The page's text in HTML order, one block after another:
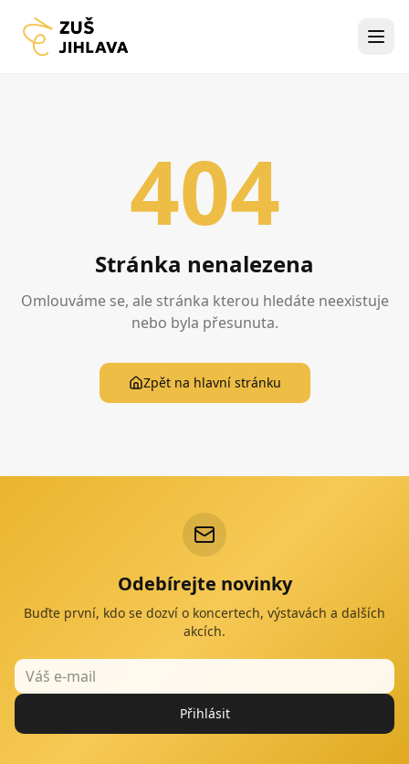
404
Stránka nenalezena
Omlouváme se, ale stránka kterou hledáte neexistuje
nebo byla přesunuta.
Zpět na hlavní stránku
Odebírejte novinky
Buďte první, kdo se dozví o koncertech, výstavách a dalších
akcích.
Přihlásit